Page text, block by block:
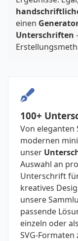
einen
Unterschriften
100+
Von eleganten
modernen
unser
Auswahl an
Unterschrift
kreatives
unsere
passende
einzeln oder
SVG-